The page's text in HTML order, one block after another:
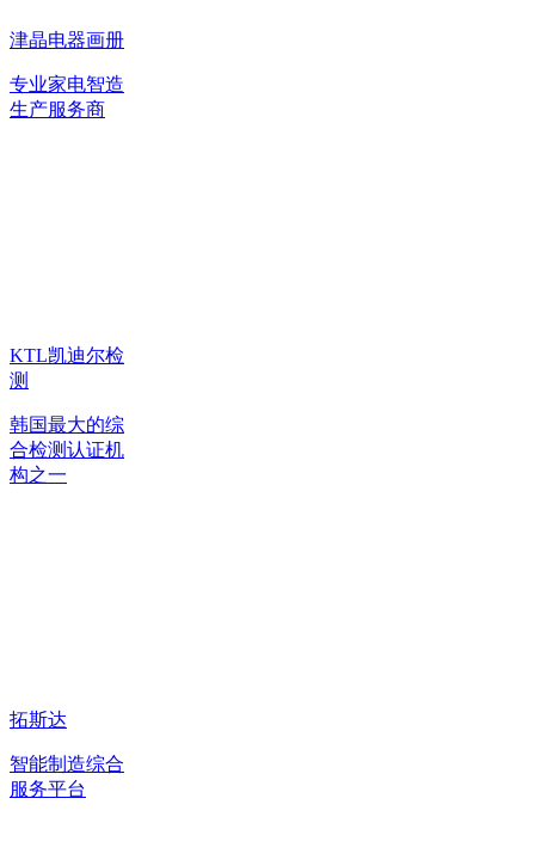
津晶电器画册
专业家电智造
生产服务商
KTL凯迪尔检
测
韩国最大的综
合检测认证机
构之一
拓斯达
智能制造综合
服务平台